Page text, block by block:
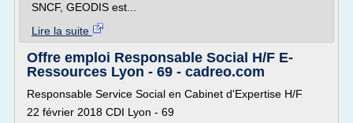
SNCF, GEODIS est...
Lire la suite
Offre emploi Responsable Social H/F E-
Ressources Lyon - 69 - cadreo.com
Responsable Service Social en Cabinet d'Expertise H/F
22 février 2018 CDI Lyon - 69